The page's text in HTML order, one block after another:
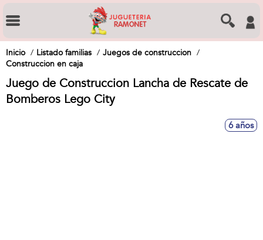
Inicio Listado familias
Juegos de construccion
Construccion en caja
Juego de Construccion Lancha de Rescate de
Bomberos Lego City
6 años